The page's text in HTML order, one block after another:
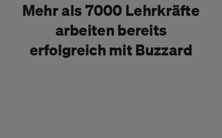
Mehr als 7000 Lehrkräfte
arbeiten bereits
erfolgreich mit Buzzard